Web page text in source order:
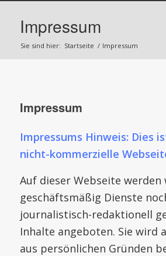
Impressum
Sie sind hier: Startseite / Impressum
Impressum
Impressums Hinweis: Dies
nicht-kommerzielle
Auf dieser Webseite werden
geschäftsmäßig Dienste
journalistisch-redaktionell
Inhalte angeboten. Sie wird
aus persönlichen Gründen